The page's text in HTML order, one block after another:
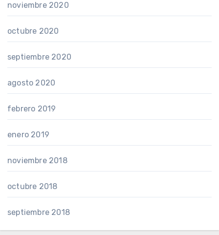
noviembre 2020
octubre 2020
septiembre 2020
agosto 2020
febrero 2019
enero 2019
noviembre 2018
octubre 2018
septiembre 2018